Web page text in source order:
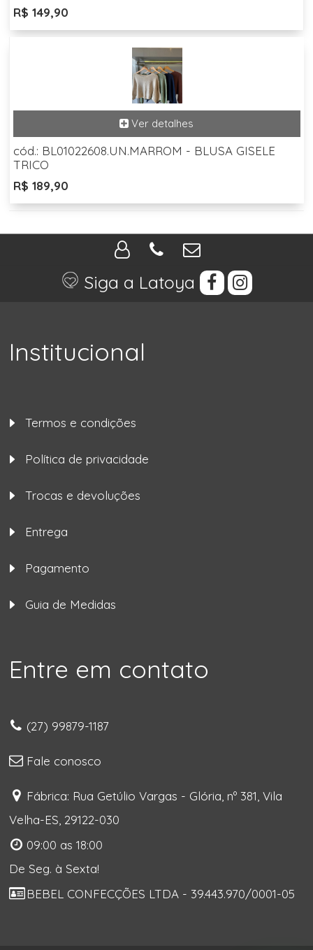
R$ 149,90
cód.: BL01022608.UN.MARROM - BLUSA GISELE
TRICO
R$ 189,90
Siga a Latoya
Institucional
Termos e condições
Política de privacidade
Trocas e devoluções
Entrega
Pagamento
Guia de Medidas
Entre em contato
(27) 99879-1187
Fale conosco
Fábrica: Rua Getúlio Vargas - Glória, nº 381, Vila
Velha-ES, 29122-030
09:00 as 18:00
De Seg. à Sexta!
BEBEL CONFECÇÕES LTDA - 39.443.970/0001-05